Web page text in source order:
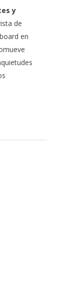
y
de
en